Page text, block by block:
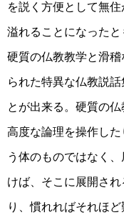
を説く方便として無
溢れることになったと
硬質の仏教教学と滑
られた特異な仏教説
とが出来る。硬質の
高度な論理を操作し
う体のものではなく
けば、そこに展開さ
り、慣れればそれほ